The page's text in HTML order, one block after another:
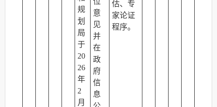
规
划
局
于
20
26
年
2
月
意
见
并
在
政
府
信
息
估、专
家论证
程序。